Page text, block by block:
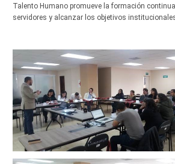
Talento Humano promueve la formación
servidores y alcanzar los objetivos